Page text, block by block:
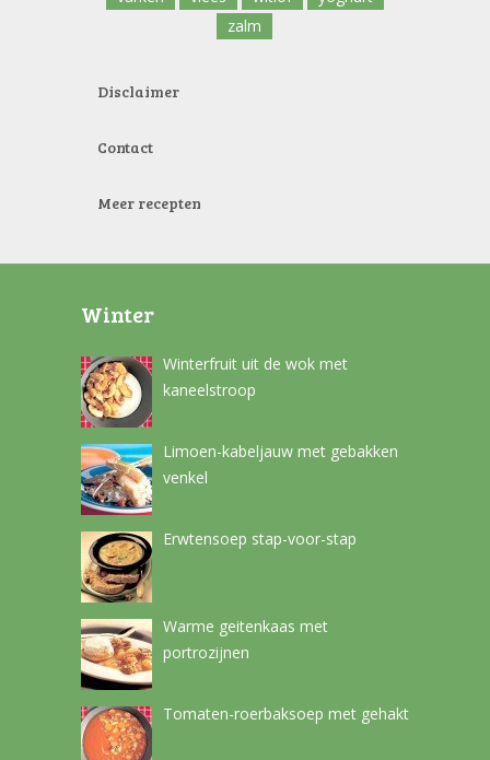
zalm
Disclaimer
Contact
Meer recepten
Winter
Winterfruit uit de wok met
kaneelstroop
Limoen-kabeljauw met gebakken
venkel
Erwtensoep stap-voor-stap
Warme geitenkaas met
portrozijnen
Tomaten-roerbaksoep met gehakt